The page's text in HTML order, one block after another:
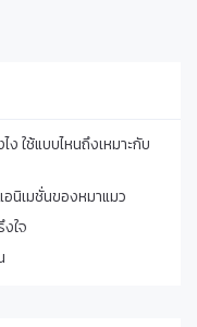
ใช้แบบไหนถึงเหมาะกับ
อนิเมชั่นของหมาแมว
ใจ